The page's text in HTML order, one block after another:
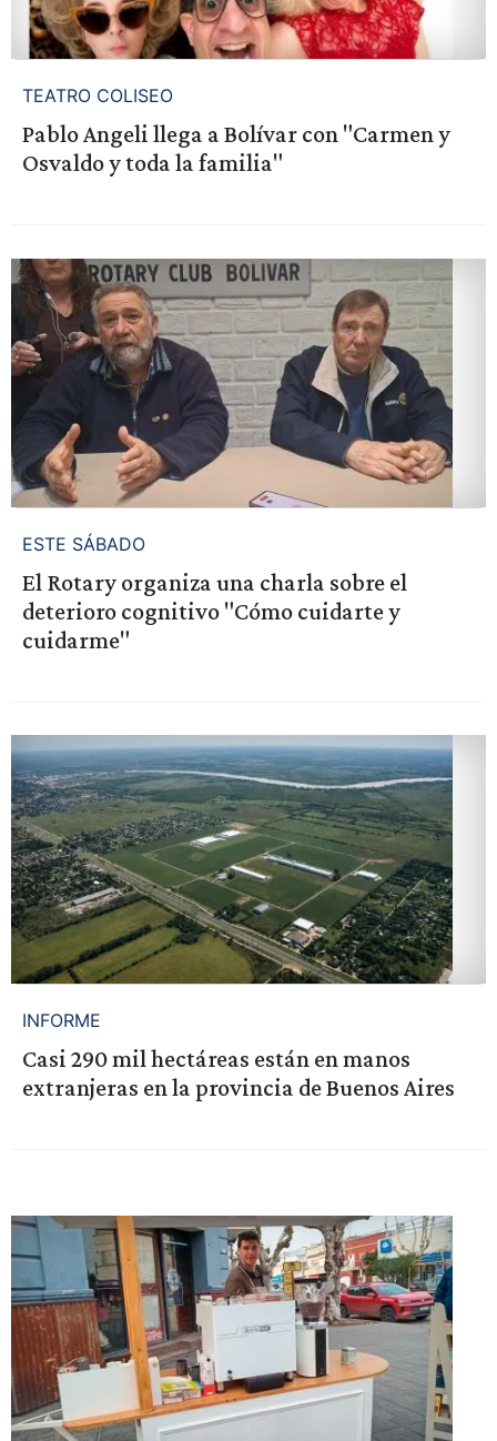
TEATRO COLISEO
Pablo Angeli llega a Bolívar con "Carmen y
Osvaldo y toda la familia"
ESTE SÁBADO
El Rotary organiza una charla sobre el
deterioro cognitivo "Cómo cuidarte y
cuidarme"
INFORME
Casi 290 mil hectáreas están en manos
extranjeras en la provincia de Buenos Aires